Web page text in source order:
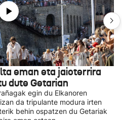
eman eta jaioterrira
dute Getarian
egin du Elkanoren
da tripulante modura irten
behin ospatzen du Getariak